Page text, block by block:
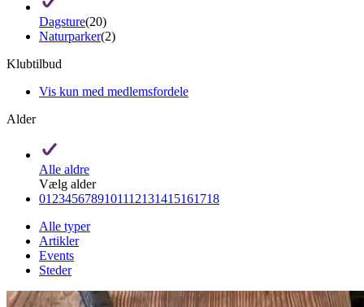
Dagsture(20)
Naturparker(2)
Klubtilbud
Vis kun med medlemsfordele
Alder
Alle aldre
Vælg alder
0123456789101112131415161718
Alle typer
Artikler
Events
Steder